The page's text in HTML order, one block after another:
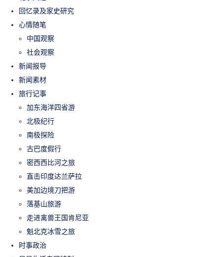
回忆录及家史研究
心情随笔
中国观察
社会观察
新闻报导
新闻素材
旅行记事
加东海洋四省游
北极纪行
南极探险
古巴度假行
密西西比河之旅
直击印度达兰萨拉
美加边境刀把游
落基山旅游
走进禽兽王国肯尼亚
魁北克冰雪之旅
时事政治